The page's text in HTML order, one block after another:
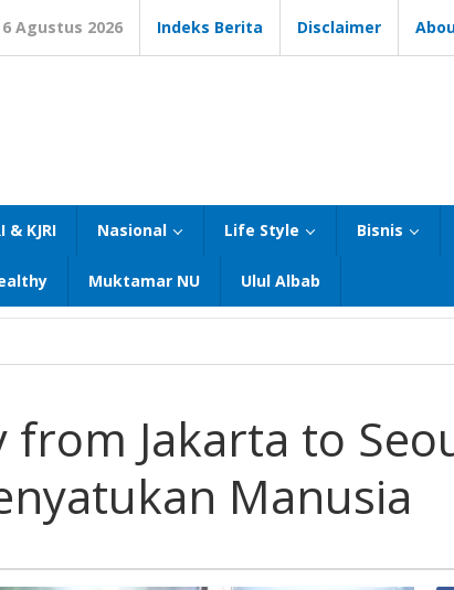
6 Agustus 2026 Indeks Berita Disclaimer
& KJRI Nasional Life Style Bisnis
Muktamar NU Ulul Albab
Jakarta to
Manusia